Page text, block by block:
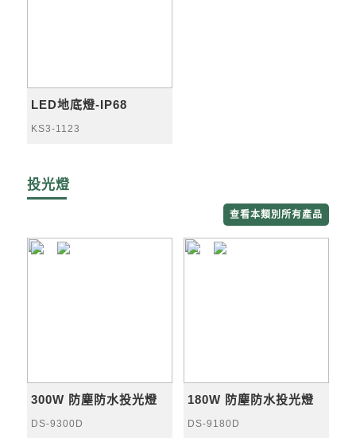
LED地底燈-IP68
KS3-1123
投光燈
查看本類別所有產品
300W 防塵防水投光燈
DS-9300D
180W 防塵防水投光燈
DS-9180D